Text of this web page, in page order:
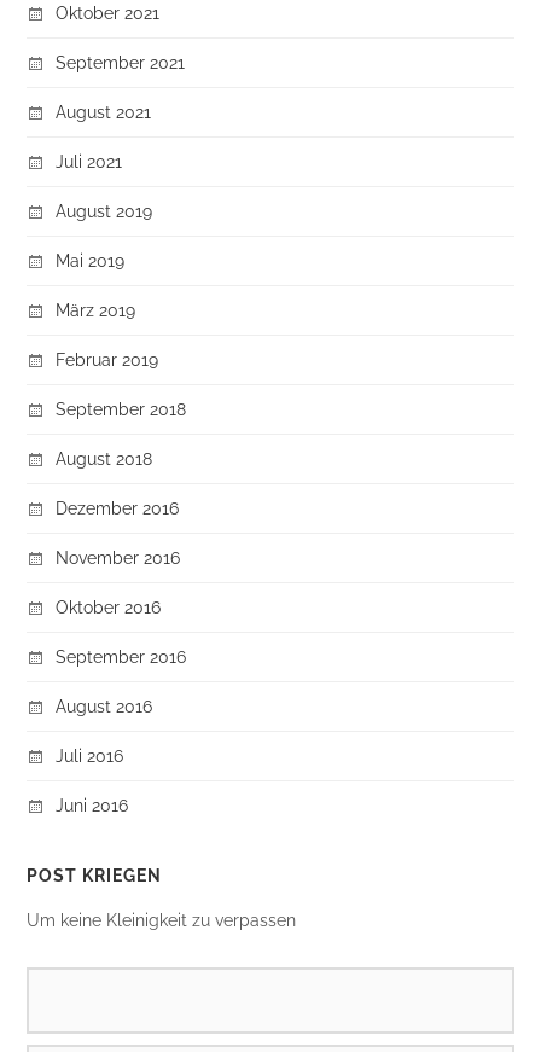
Oktober 2021
September 2021
August 2021
Juli 2021
August 2019
Mai 2019
März 2019
Februar 2019
September 2018
August 2018
Dezember 2016
November 2016
Oktober 2016
September 2016
August 2016
Juli 2016
Juni 2016
POST KRIEGEN
Um keine Kleinigkeit zu verpassen